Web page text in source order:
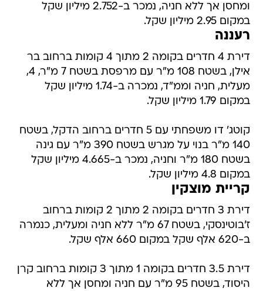
ומחסן אך ללא חניה, נמכר ב-2.752 מיליון שקל
במקום 2.95 מיליון שקל.
רעננה
דירת 4 חדרים בקומה 2 מתוך 4 קומות ברחוב בר
אילן, בשטח 108 מ"ר עם מרפסת בשטח 7 מ"ר, 4,
מעלית, חניה וממ"ד, נמכרה ב-1.74 מיליון שקל
במקום 1.79 מיליון שקל.
קוטג' דו משפחתי עם 5 חדרים ברחוב הדקל, בשטח
140 מ"ר בנוי על מגרש בשטח 390 מ"ר עם גינה
בשטח 180 מ"ר וחניה, נמכר ב-4.665 מיליון שקל
במקום 4.8 מיליון שקל.
קריית מוצקין
דירת 3 חדרים בקומה 2 מתוך 2 קומות ברחוב
ז'בוטינסקי, בשטח 67 מ"ר ללא חניה ומעלית, כנמרה
ב-620 אלף שקל במקום 660 אלף שקל.
דירת 3.5 חדרים בקומה 1 מתוך 3 קומות ברחוב קרן
היסוד, בשטח 95 מ"ר עם חניה ומחסן אך ללא